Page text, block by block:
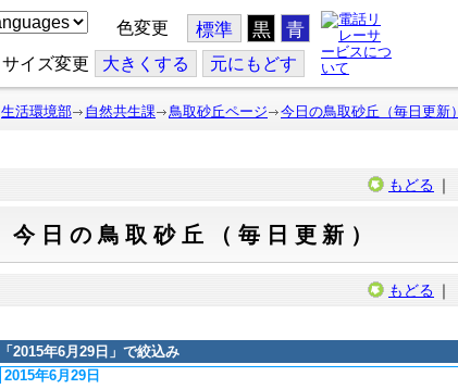
色変更 標準 黒 青
サイズ変更 大きくする 元にもどす
生活環境部 自然共生課 鳥取砂丘ページ 今日の鳥取砂丘（毎日更新）
もどる ｜
今日の鳥取砂丘（毎日更新）
もどる ｜
「 2015年6月29日 」で絞込み
2015年6月29日